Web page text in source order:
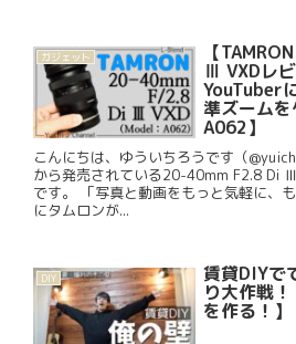
ガジェット 【
Ⅲ VXDレ
YouTuber
準ズーム
A062】
こんにちは、ゆういちろうです（
から発売されている20-40mm F2.8 Di
です。 「写真と動画をもっと気軽に、
にタムロンが...
DIY 賃貸DIYで
り大作戦
を作る！】